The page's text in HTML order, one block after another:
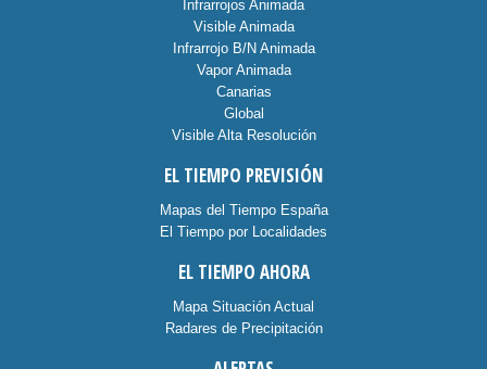
Infrarrojos Animada
Visible Animada
Infrarrojo B/N Animada
Vapor Animada
Canarias
Global
Visible Alta Resolución
EL TIEMPO PREVISIÓN
Mapas del Tiempo España
El Tiempo por Localidades
EL TIEMPO AHORA
Mapa Situación Actual
Radares de Precipitación